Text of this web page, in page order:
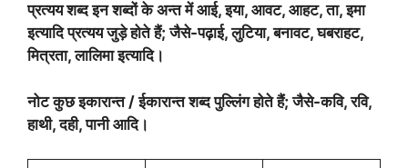
प्रत्यय शब्द इन शब्दों के अन्त में आई, इया, आवट, आहट, ता, इमा
इत्यादि प्रत्यय जुड़े होते हैं; जैसे-पढ़ाई, लुटिया, बनावट, घबराहट,
मित्रता, लालिमा इत्यादि।
नोट कुछ इकारान्त / ईकारान्त शब्द पुल्लिंग होते हैं; जैसे-कवि, रवि,
हाथी, दही, पानी आदि।